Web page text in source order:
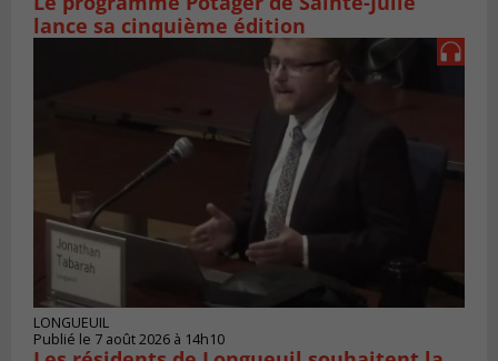
lance sa cinquième édition
LONGUEUIL
Publié le 7 août 2026 à 14h10